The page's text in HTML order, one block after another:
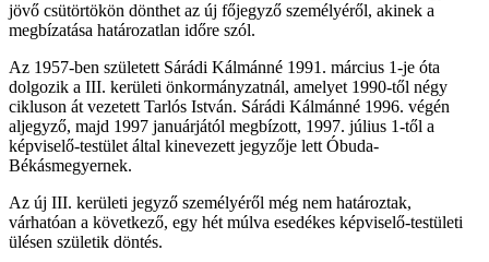
jövő csütörtökön dönthet az új főjegyző személyéről, akinek a
megbízatása határozatlan időre szól.
Az 1957-ben született Sárádi Kálmánné 1991. március 1-je óta
dolgozik a III. kerületi önkormányzatnál, amelyet 1990-től négy
cikluson át vezetett Tarlós István. Sárádi Kálmánné 1996. végén
aljegyző, majd 1997 januárjától megbízott, 1997. július 1-től a
képviselő-testület által kinevezett jegyzője lett Óbuda-
Békásmegyernek.
Az új III. kerületi jegyző személyéről még nem határoztak,
várhatóan a következő, egy hét múlva esedékes képviselő-testületi
ülésen születik döntés.